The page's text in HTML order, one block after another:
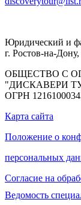
Юридический и
г. Ростов-на-
ОБЩЕСТВО С
"ДИСКАВЕРИ
ОГРН
Карта сайта
Положение о
персональных
Согласие на
Ведомость